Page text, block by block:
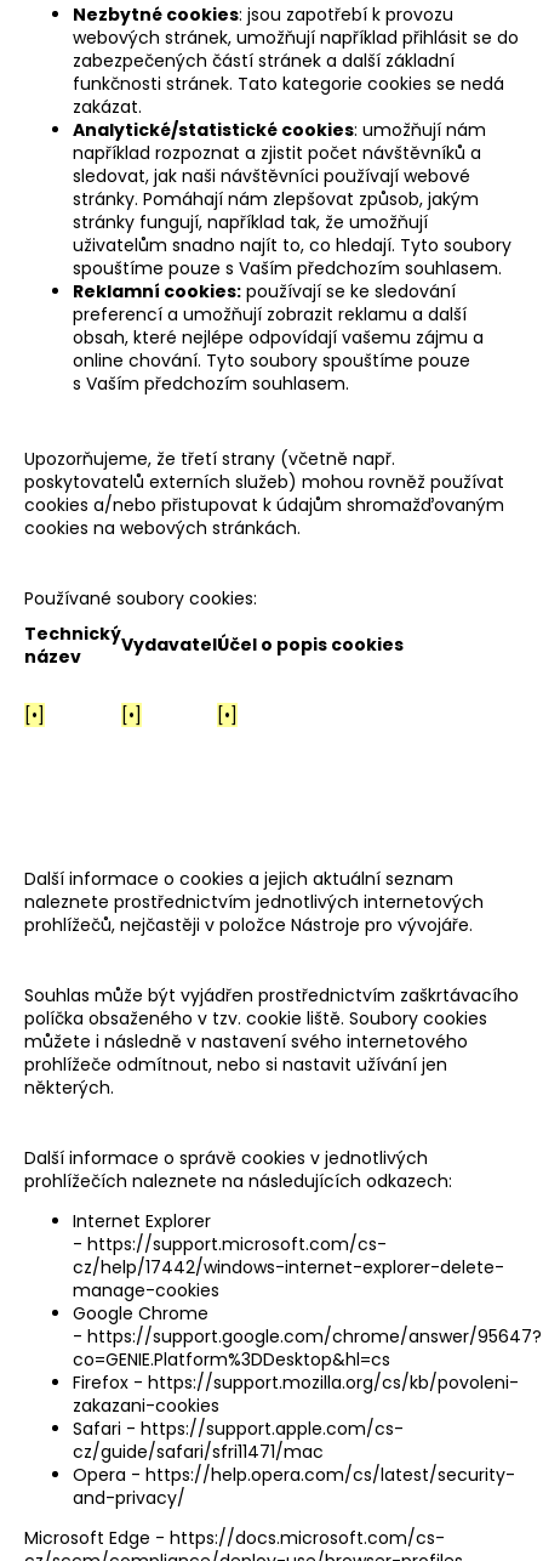
Nezbytné cookies: jsou zapotřebí k provozu
webových stránek, umožňují například přihlásit se do
zabezpečených částí stránek a další základní
funkčnosti stránek. Tato kategorie cookies se nedá
zakázat.
Analytické/statistické cookies: umožňují nám
například rozpoznat a zjistit počet návštěvníků a
sledovat, jak naši návštěvníci používají webové
stránky. Pomáhají nám zlepšovat způsob, jakým
stránky fungují, například tak, že umožňují
uživatelům snadno najít to, co hledají. Tyto soubory
spouštíme pouze s Vaším předchozím souhlasem.
Reklamní cookies: používají se ke sledování
preferencí a umožňují zobrazit reklamu a další
obsah, které nejlépe odpovídají vašemu zájmu a
online chování. Tyto soubory spouštíme pouze
s Vaším předchozím souhlasem.
Upozorňujeme, že třetí strany (včetně např.
poskytovatelů externích služeb) mohou rovněž používat
cookies a/nebo přistupovat k údajům shromažďovaným
cookies na webových stránkách.
Používané soubory cookies:
Technický
název
VydavatelÚčel o popis cookies
[•] [•] [•]
Další informace o cookies a jejich aktuální seznam
naleznete prostřednictvím jednotlivých internetových
prohlížečů, nejčastěji v položce Nástroje pro vývojáře.
Souhlas může být vyjádřen prostřednictvím zaškrtávacího
políčka obsaženého v tzv. cookie liště. Soubory cookies
můžete i následně v nastavení svého internetového
prohlížeče odmítnout, nebo si nastavit užívání jen
některých.
Další informace o správě cookies v jednotlivých
prohlížečích naleznete na následujících odkazech:
Internet Explorer
- https://support.microsoft.com/cs-
cz/help/17442/windows-internet-explorer-delete-
manage-cookies
Google Chrome
- https://support.google.com/chrome/answer/95647?
co=GENIE.Platform%3DDesktop&hl=cs
Firefox - https://support.mozilla.org/cs/kb/povoleni-
zakazani-cookies
Safari - https://support.apple.com/cs-
cz/guide/safari/sfri11471/mac
Opera - https://help.opera.com/cs/latest/security-
and-privacy/
Microsoft Edge - https://docs.microsoft.com/cs-